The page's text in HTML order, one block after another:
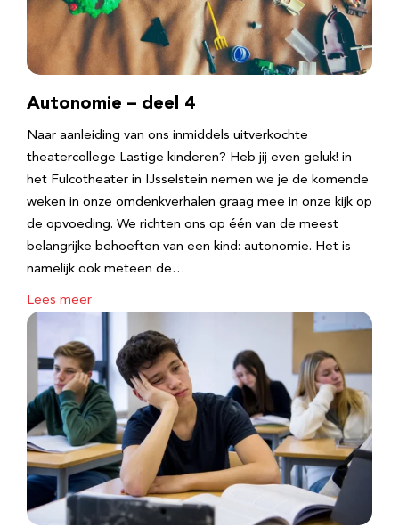
Autonomie – deel 4
Naar aanleiding van ons inmiddels uitverkochte
theatercollege Lastige kinderen? Heb jij even geluk! in
het Fulcotheater in IJsselstein nemen we je de komende
weken in onze omdenkverhalen graag mee in onze kijk op
de opvoeding. We richten ons op één van de meest
belangrijke behoeften van een kind: autonomie. Het is
namelijk ook meteen de…
Lees meer